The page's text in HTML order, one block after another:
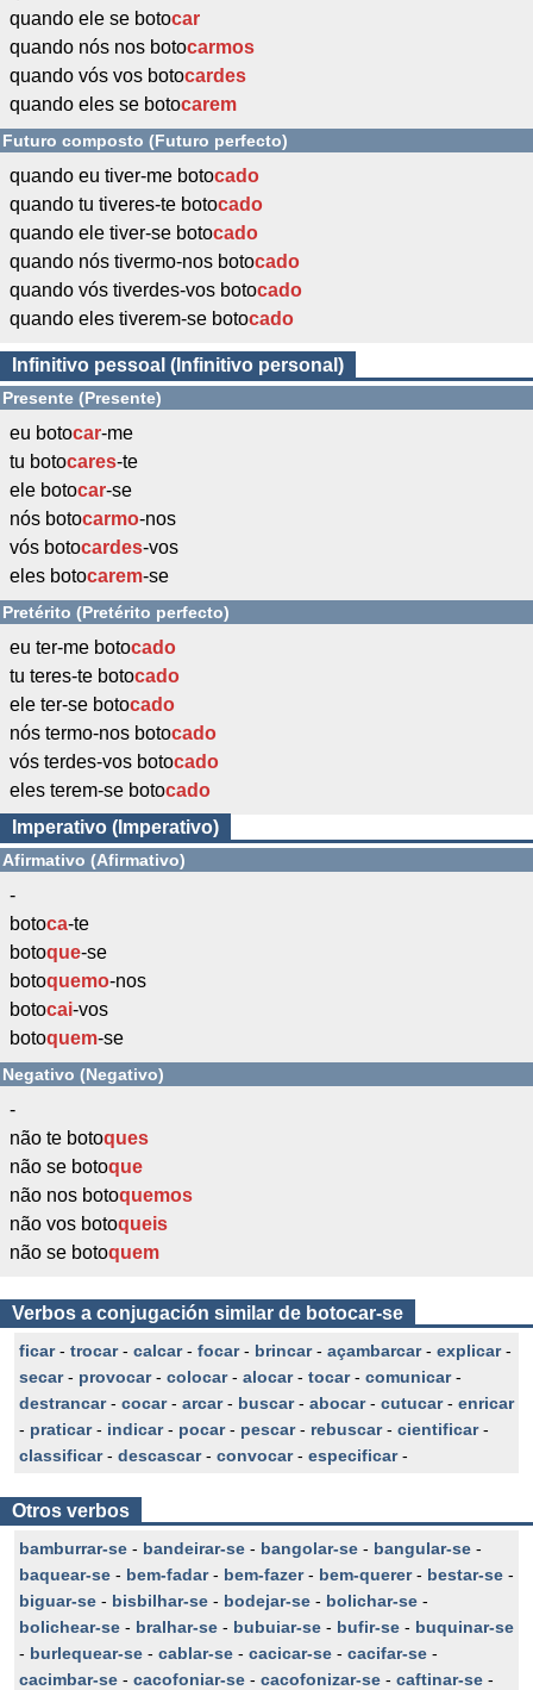
quando ele se botocar
quando nós nos botocarmos
quando vós vos botocardes
quando eles se botocarem
Futuro composto (Futuro perfecto)
quando eu tiver-me botocado
quando tu tiveres-te botocado
quando ele tiver-se botocado
quando nós tivermo-nos botocado
quando vós tiverdes-vos botocado
quando eles tiverem-se botocado
Infinitivo pessoal (Infinitivo personal)
Presente (Presente)
eu botocar-me
tu botocares-te
ele botocar-se
nós botocarmo-nos
vós botocardes-vos
eles botocarem-se
Pretérito (Pretérito perfecto)
eu ter-me botocado
tu teres-te botocado
ele ter-se botocado
nós termo-nos botocado
vós terdes-vos botocado
eles terem-se botocado
Imperativo (Imperativo)
Afirmativo (Afirmativo)
-
botoca-te
botoque-se
botoquemo-nos
botocai-vos
botoquem-se
Negativo (Negativo)
-
não te botoques
não se botoque
não nos botoquemos
não vos botoqueis
não se botoquem
Verbos a conjugación similar de botocar-se
ficar- trocar- calcar- focar- brincar- açambarcar- explicar-
secar- provocar- colocar- alocar- tocar- comunicar-
destrancar- cocar- arcar- buscar- abocar- cutucar- enricar
- praticar- indicar- pocar- pescar- rebuscar- cientificar-
classificar- descascar- convocar- especificar-
Otros verbos
bamburrar-se - bandeirar-se - bangolar-se - bangular-se -
baquear-se - bem-fadar- bem-fazer- bem-querer- bestar-se -
biguar-se - bisbilhar-se - bodejar-se - bolichar-se -
bolichear-se - bralhar-se - bubuiar-se - bufir-se - buquinar-se
- burlequear-se - cablar-se - cacicar-se - cacifar-se -
cacimbar-se - cacofoniar-se - cacofonizar-se - caftinar-se -